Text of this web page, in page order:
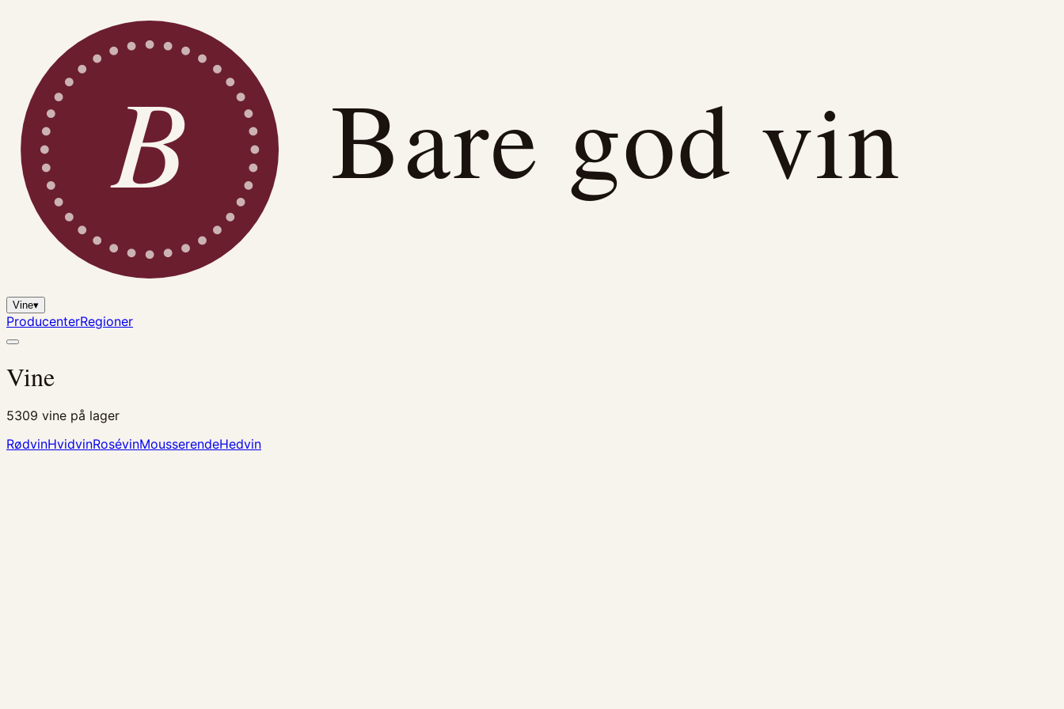
B Bare god vin
Vine▾
ProducenterRegioner
Vine
5309 vine på lager
RødvinHvidvinRosévinMousserendeHedvin